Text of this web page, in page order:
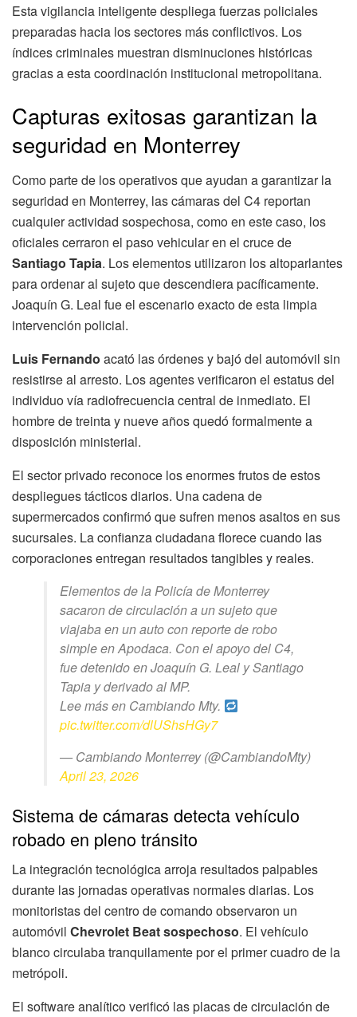
Esta vigilancia inteligente despliega fuerzas policiales
preparadas hacia los sectores más conflictivos. Los
índices criminales muestran disminuciones históricas
gracias a esta coordinación institucional metropolitana.
Capturas exitosas garantizan la
seguridad en Monterrey
Como parte de los operativos que ayudan a garantizar la
seguridad en Monterrey, las cámaras del C4 reportan
cualquier actividad sospechosa, como en este caso, los
oficiales cerraron el paso vehicular en el cruce de
Santiago Tapia. Los elementos utilizaron los altoparlantes
para ordenar al sujeto que descendiera pacíficamente.
Joaquín G. Leal fue el escenario exacto de esta limpia
intervención policial.
Luis Fernando acató las órdenes y bajó del automóvil sin
resistirse al arresto. Los agentes verificaron el estatus del
individuo vía radiofrecuencia central de inmediato. El
hombre de treinta y nueve años quedó formalmente a
disposición ministerial.
El sector privado reconoce los enormes frutos de estos
despliegues tácticos diarios. Una cadena de
supermercados confirmó que sufren menos asaltos en sus
sucursales. La confianza ciudadana florece cuando las
corporaciones entregan resultados tangibles y reales.
Elementos de la Policía de Monterrey
sacaron de circulación a un sujeto que
viajaba en un auto con reporte de robo
simple en Apodaca. Con el apoyo del C4,
fue detenido en Joaquín G. Leal y Santiago
Tapia y derivado al MP.
Lee más en Cambiando Mty.
pic.twitter.com/dlUShsHGy7
— Cambiando Monterrey (@CambiandoMty)
April 23, 2026
Sistema de cámaras detecta vehículo
robado en pleno tránsito
La integración tecnológica arroja resultados palpables
durante las jornadas operativas normales diarias. Los
monitoristas del centro de comando observaron un
automóvil Chevrolet Beat sospechoso. El vehículo
blanco circulaba tranquilamente por el primer cuadro de la
metrópoli.
El software analítico verificó las placas de circulación de